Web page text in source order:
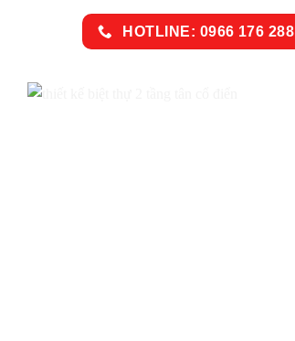
HOTLINE: 0966 176 288